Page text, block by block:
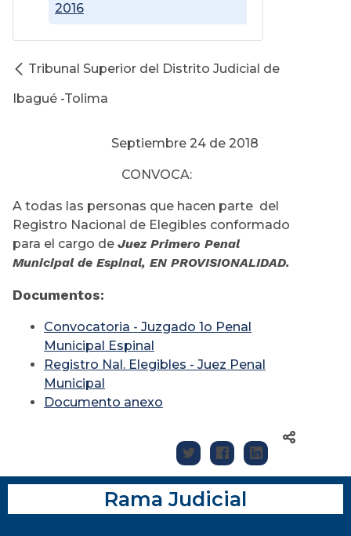
2016
Tribunal Superior del Distrito Judicial de
Ibagué -Tolima
Septiembre 24 de 2018
CONVOCA:
A todas las personas que hacen parte del
Registro Nacional de Elegibles conformado
para el cargo de Juez Primero Penal
Municipal de Espinal, EN PROVISIONALIDAD.
Documentos:
Convocatoria - Juzgado 1o Penal
Municipal Espinal
Registro Nal. Elegibles - Juez Penal
Municipal
Documento anexo
Rama Judicial